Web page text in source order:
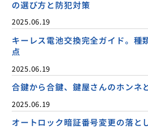
の選び方と防犯対策
2025.06.19
キーレス電池交換完全ガイド。種
点
2025.06.19
合鍵から合鍵、鍵屋さんのホンネ
2025.06.19
オートロック暗証番号変更の落と